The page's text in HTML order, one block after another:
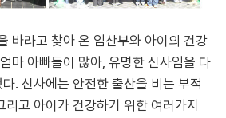
바라고 찾아 온 임산부와 아이의 건강
마 아빠들이 많아, 유명한 신사임을 다
. 신사에는 안전한 출산을 비는 부적
리고 아이가 건강하기 위한 여러가지